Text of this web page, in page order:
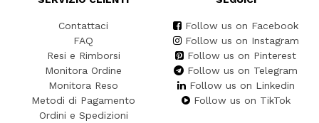
Contattaci
FAQ
Resi e Rimborsi
Monitora Ordine
Monitora Reso
Metodi di Pagamento
Ordini e Spedizioni
Follow us on Facebook
Follow us on Instagram
Follow us on Pinterest
Follow us on Telegram
Follow us on Linkedin
Follow us on TikTok